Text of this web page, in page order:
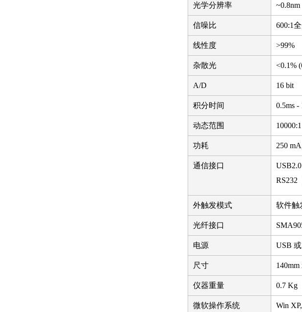
光学分辨率 ~0.8nm
信噪比 600:1
线性度 >99%
杂散光 <0.1%
A/D 16 bit
积分时间 0.5ms -
动态范围 10000:1
功耗 250
通信接口
USB2.0
RS232
外触发模式 软件触
光纤接口
电源 USB
尺寸 140mm
仪器重量 0.7 Kg
微软操作系统 Win